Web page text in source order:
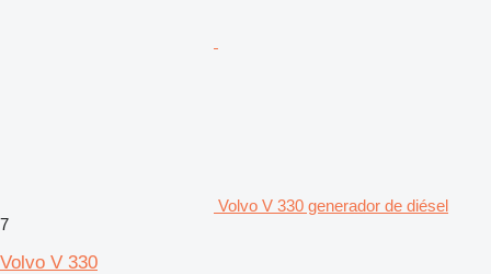
Volvo V 330 generador de diésel
7
Volvo V 330